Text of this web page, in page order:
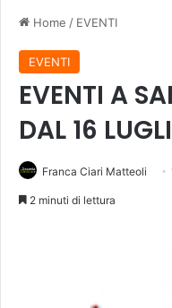
Home / EVENTI
EVENTI
EVENTI A
DAL 16
Franca Ciari Matteoli
2 minuti di lettura